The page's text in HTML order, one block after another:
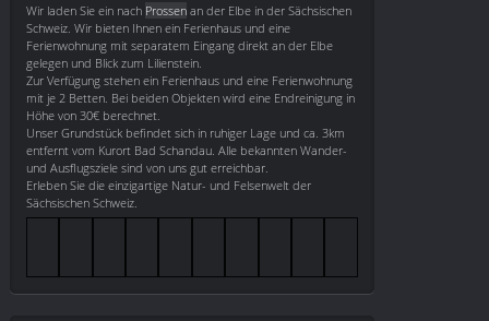
Wir laden Sie ein nach Prossenan der Elbe in der Sächsischen
Schweiz. Wir bieten Ihnen ein Ferienhaus und eine
Ferienwohnung mit separatem Eingang direkt an der Elbe
gelegen und Blick zum Lilienstein.
Zur Verfügung stehen ein Ferienhaus und eine Ferienwohnung
mit je 2 Betten. Bei beiden Objekten wird eine Endreinigung in
Höhe von 30€ berechnet.
Unser Grundstück befindet sich in ruhiger Lage und ca. 3km
entfernt vom Kurort Bad Schandau. Alle bekannten Wander-
und Ausflugsziele sind von uns gut erreichbar.
Erleben Sie die einzigartige Natur- und Felsenwelt der
Sächsischen Schweiz.